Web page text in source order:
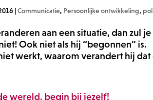
|Communicatie, Persoonlijke ontwikkeling,
aan een situatie, dan zul
Ook niet als hij “begonnen”
werkt, waarom verandert hij dat